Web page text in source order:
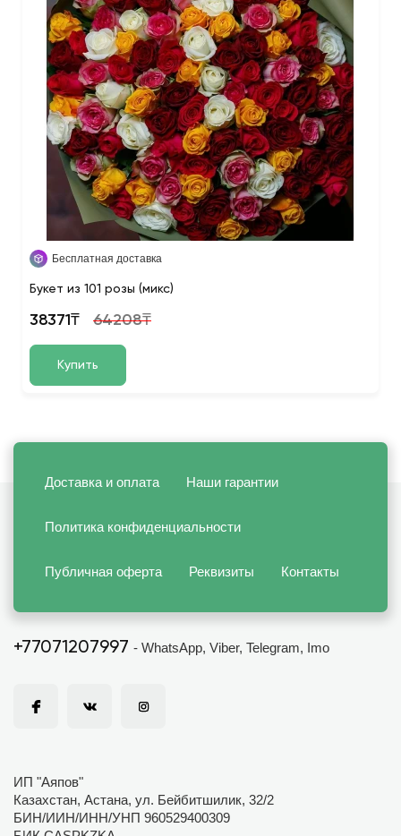
Бесплатная доставка
Букет из 101 розы (микс)
38371₸ 64208₸
Купить
Доставка и оплата Наши гарантии
Политика конфиденциальности
Публичная оферта Реквизиты Контакты
+77071207997 - WhatsApp, Viber, Telegram, Imo
ИП "Аяпов"
Казахстан, Астана, ул. Бейбитшилик, 32/2
БИН/ИИН/ИНН/УНП 960529400309